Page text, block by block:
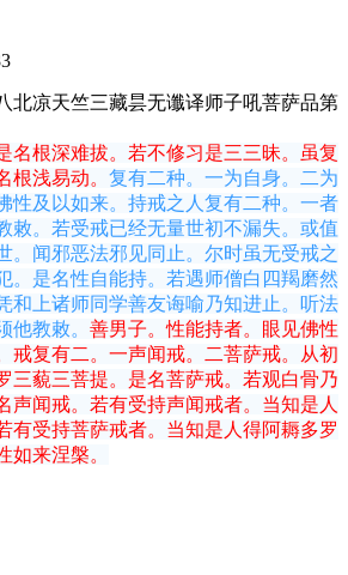
北凉天竺三藏昙无谶译师子吼菩萨品第
名根深难拔。若不修习是三三昧。虽复
根浅易动。 复有二种。一为自身。二为
性及以如来。持戒之人复有二种。一者
敕。若受戒已经无量世初不漏失。或值
。闻邪恶法邪见同止。尔时虽无受戒之
。是名性自能持。若遇师僧白四羯磨然
和上诸师同学善友诲喻乃知进止。听法
他教敕。 善男子。性能持者。眼见佛性
戒复有二。一声闻戒。二菩萨戒。从初
三藐三菩提。是名菩萨戒。若观白骨乃
声闻戒。若有受持声闻戒者。当知是人
有受持菩萨戒者。当知是人得阿耨多罗
如来涅槃。